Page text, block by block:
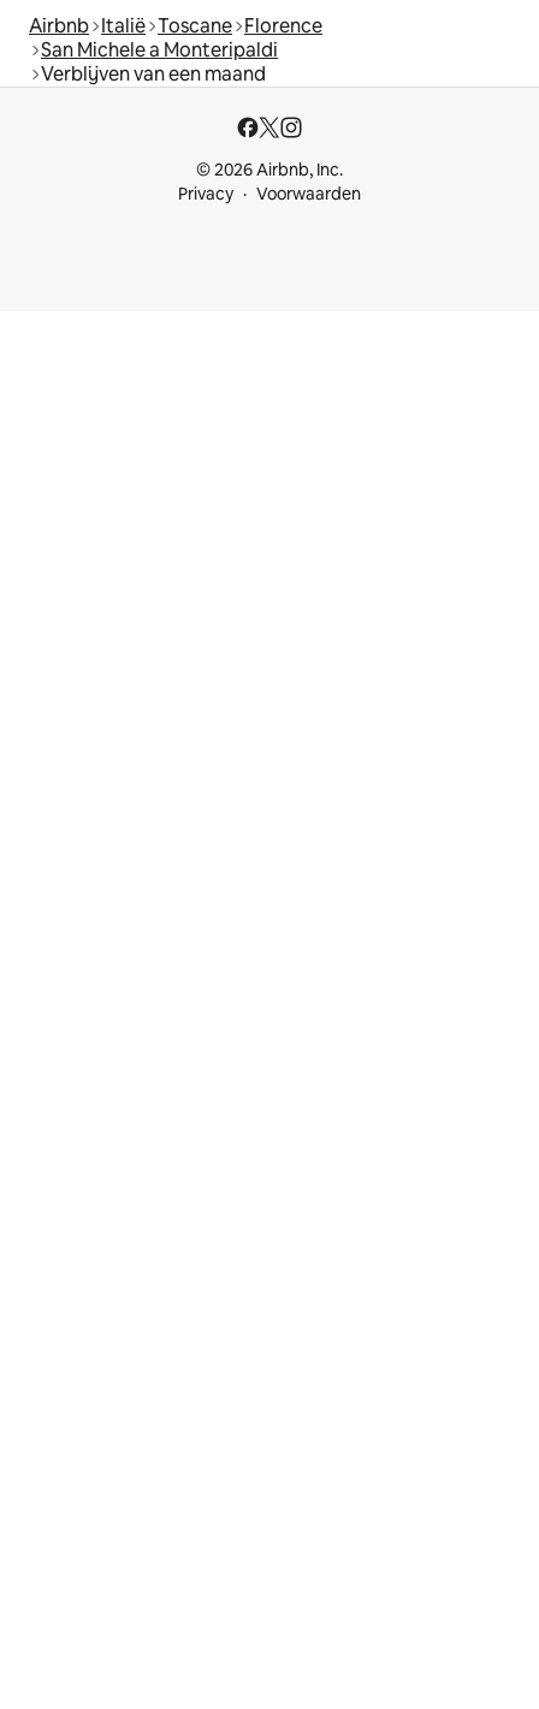
Airbnb Italië Toscane Florence
San Michele a Monteripaldi
Verblijven van een maand
© 2026 Airbnb, Inc.
Privacy
Voorwaarden